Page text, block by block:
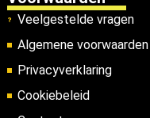
Veelgestelde vragen
Algemene voorwaarden
Privacyverklaring
Cookiebeleid